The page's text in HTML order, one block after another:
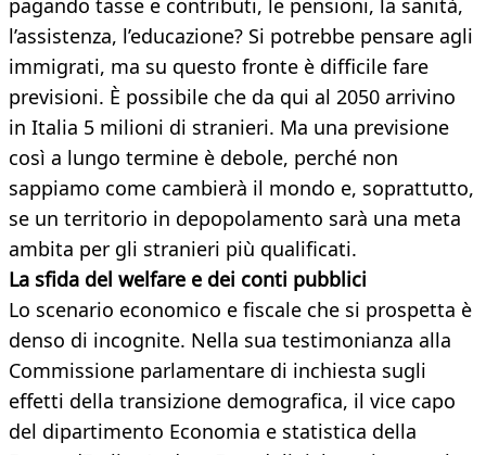
pagando tasse e contributi, le pensioni, la sanità,
l’assistenza, l’educazione? Si potrebbe pensare agli
immigrati, ma su questo fronte è difficile fare
previsioni. È possibile che da qui al 2050 arrivino
in Italia 5 milioni di stranieri. Ma una previsione
così a lungo termine è debole, perché non
sappiamo come cambierà il mondo e, soprattutto,
se un territorio in depopolamento sarà una meta
ambita per gli stranieri più qualificati.
La sfida del welfare e dei conti pubblici
Lo scenario economico e fiscale che si prospetta è
denso di incognite. Nella sua testimonianza alla
Commissione parlamentare di inchiesta sugli
effetti della transizione demografica, il vice capo
del dipartimento Economia e statistica della